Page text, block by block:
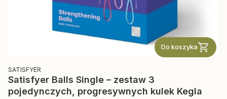
Do koszyka
PRODUCENT
SATISFYER
Satisfyer Balls Single – zestaw 3
pojedynczych, progresywnych kulek Kegla